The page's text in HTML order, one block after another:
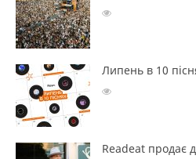
Липень в 10
Readeat продає